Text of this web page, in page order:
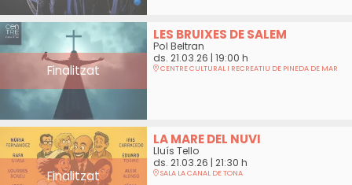
Finalitzat
LES BRUIXES DE SALEM
Pol Beltran
ds. 21.03.26 | 19:00 h
CENTRE CULTURAL I RECREATIU DE PINEDA DE MAR
Finalitzat
LA MARE DEL NUVI
Lluís Tello
ds. 21.03.26 | 21:30 h
SALA LA CANAL DE TONA